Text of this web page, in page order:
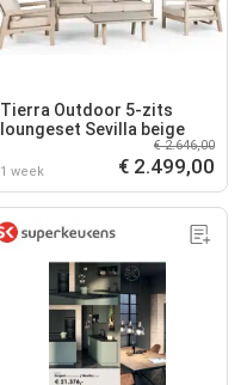
Tierra Outdoor 5-zits
loungeset Sevilla beige
1 week
€ 2.646,00
€ 2.499,00